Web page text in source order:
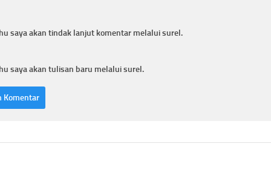
saya akan tindak lanjut komentar melalui surel.
saya akan tulisan baru melalui surel.